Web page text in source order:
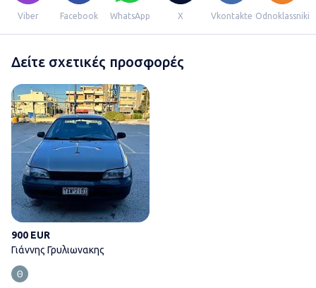
Viber Facebook WhatsApp X Vkontakte Odnoklassniki
Δείτε σχετικές προσφορές
900 EUR
Γιάννης Γρυλιωνακης